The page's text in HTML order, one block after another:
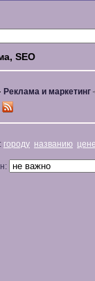
SEO
Реклама и маркетинг
городу названию цене